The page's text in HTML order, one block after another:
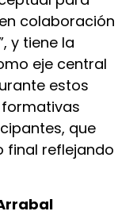
colaboración
y tiene la
eje central
estos
que
final reflejando